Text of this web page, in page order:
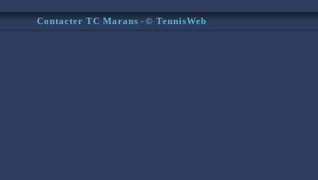
Contacter TC Marans - © TennisWeb